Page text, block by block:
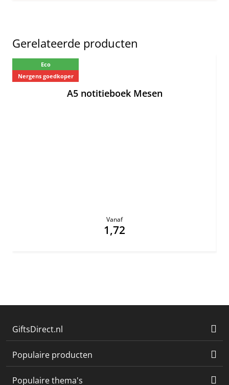
Gerelateerde producten
Eco
Nergens goedkoper
A5 notitieboek Mesen
Vanaf
1,72
GiftsDirect.nl
Populaire producten
Populaire thema's